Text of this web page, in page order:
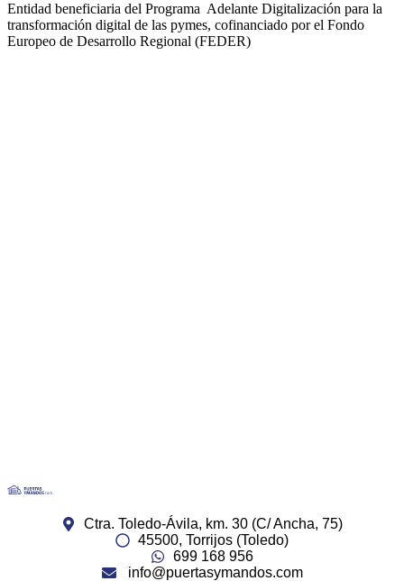
Entidad beneficiaria del Programa Adelante Digitalización para la
transformación digital de las pymes, cofinanciado por el Fondo
Europeo de Desarrollo Regional (FEDER)
Ctra. Toledo-Ávila, km. 30 (C/ Ancha, 75)
45500, Torrijos (Toledo)
699 168 956
info@puertasymandos.com